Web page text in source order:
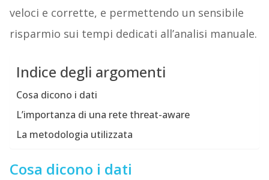
veloci e corrette, e permettendo un sensibile
risparmio sui tempi dedicati all’analisi manuale.
Indice degli argomenti
Cosa dicono i dati
L’importanza di una rete threat-aware
La metodologia utilizzata
Cosa dicono i dati